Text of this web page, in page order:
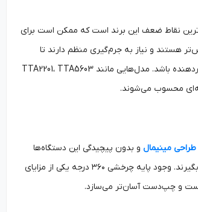
نقاط ضعف این برند است که ممکن است برای
هستند و نیاز به جرم‌گیری منظم دارند تا
عملکردشان افت نکند. وزن بیشتر نسبت به برخی برندهای اقتصادی نیز ممکن است برای آشپزخانه‌های کوچک کمی آزاردهنده باشد. مدل‌هایی مانند TTA2201، TTA5603
طراحی مینیمال و بدون پیچیدگی این دستگاه‌ها
باعث شده استفاده از آن‌ها بسیار راحت باشد و حتی افرادی که تجربه زیادی با لوازم برقی ندارند، به‌سرعت با آن ارتباط بگیرند. وجود پایه چرخشی ۳۶۰ درجه یکی از مزایای
و چپ‌دست آسان‌تر می‌سازد.